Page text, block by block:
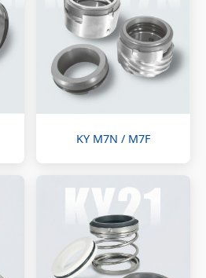
KY M7N / M7F